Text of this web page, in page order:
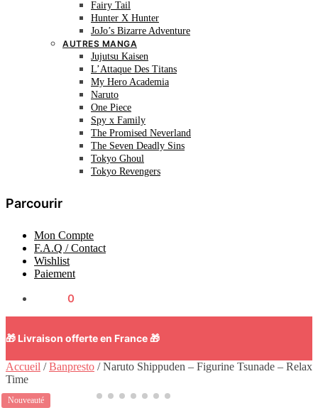
Fairy Tail
Hunter X Hunter
JoJo’s Bizarre Adventure
AUTRES MANGA
Jujutsu Kaisen
L’Attaque Des Titans
My Hero Academia
Naruto
One Piece
Spy x Family
The Promised Neverland
The Seven Deadly Sins
Tokyo Ghoul
Tokyo Revengers
Parcourir
Mon Compte
F.A.Q / Contact
Wishlist
Paiement
0
🎁 Livraison offerte en France 🎁
Accueil /Banpresto /Naruto Shippuden – Figurine Tsunade – Relax
Time
Nouveauté